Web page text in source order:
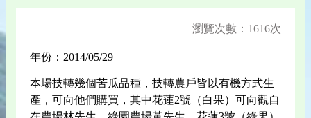
瀏覽次數：1616次
年份：2014/05/29
本場技轉幾個苦瓜品種，技轉農戶皆以有機方式生
產，可向他們購買，其中花蓮2號（白果）可向觀自